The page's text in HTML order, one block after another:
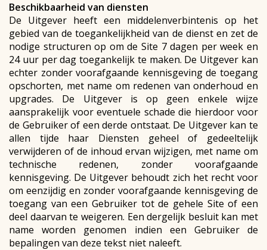
Beschikbaarheid van diensten
De Uitgever heeft een middelenverbintenis op het
gebied van de toegankelijkheid van de dienst en zet de
nodige structuren op om de Site 7 dagen per week en
24 uur per dag toegankelijk te maken. De Uitgever kan
echter zonder voorafgaande kennisgeving de toegang
opschorten, met name om redenen van onderhoud en
upgrades. De Uitgever is op geen enkele wijze
aansprakelijk voor eventuele schade die hierdoor voor
de Gebruiker of een derde ontstaat. De Uitgever kan te
allen tijde haar Diensten geheel of gedeeltelijk
verwijderen of de inhoud ervan wijzigen, met name om
technische redenen, zonder voorafgaande
kennisgeving. De Uitgever behoudt zich het recht voor
om eenzijdig en zonder voorafgaande kennisgeving de
toegang van een Gebruiker tot de gehele Site of een
deel daarvan te weigeren. Een dergelijk besluit kan met
name worden genomen indien een Gebruiker de
bepalingen van deze tekst niet naleeft.